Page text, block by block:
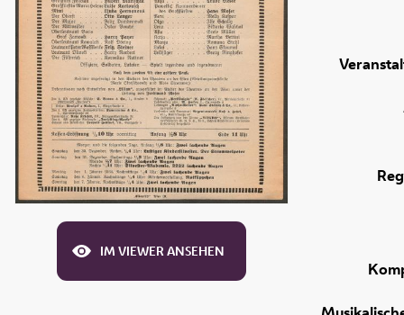
IM VIEWER ANSEHEN